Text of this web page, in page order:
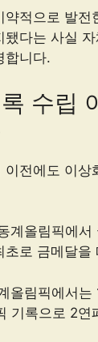
약적으로 발전
됐다는 사실
합니다.
수립
이전에도 이상
계올림픽에서
초로 금메달을
올림픽에서는
기록으로 2연